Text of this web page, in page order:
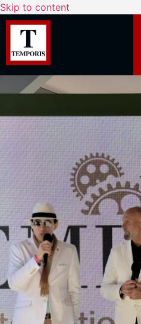
Skip to content